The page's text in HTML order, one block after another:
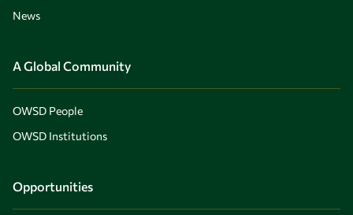
News
A Global Community
OWSD People
OWSD Institutions
Opportunities